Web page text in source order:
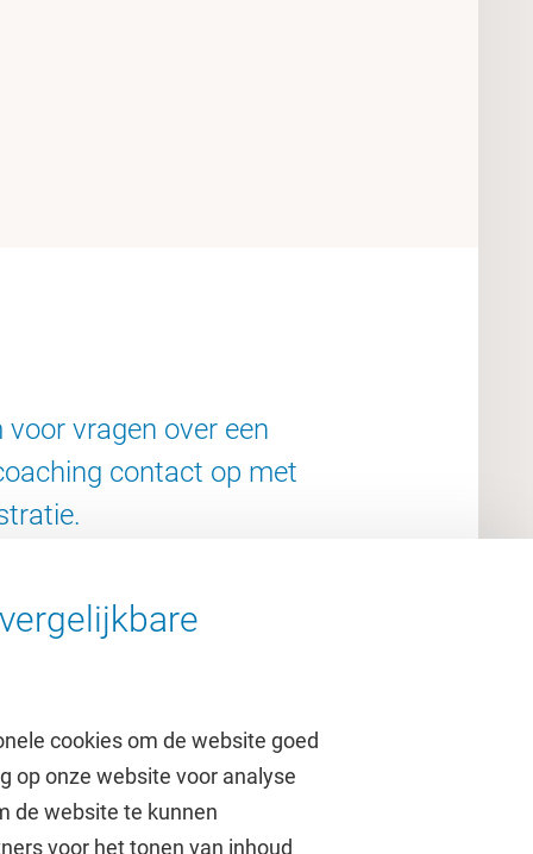
vragen over een
contact op met
cookies om de website goed
op onze website voor analyse
de website te kunnen
voor het tonen van inhoud